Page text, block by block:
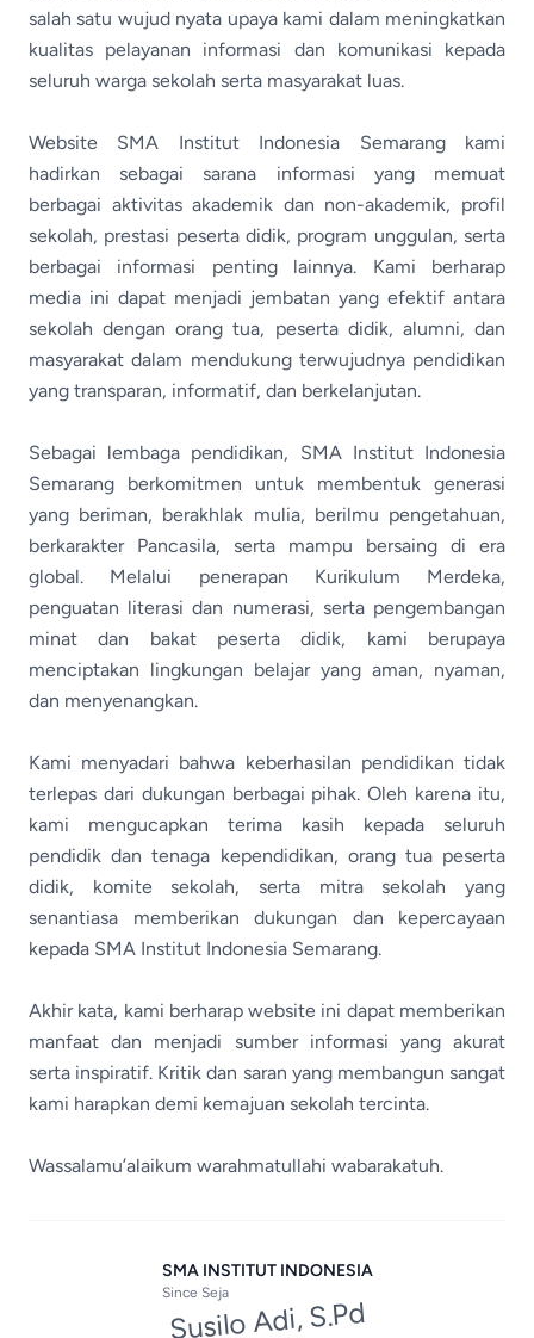
salah satu wujud nyata upaya kami dalam meningkatkan
kualitas pelayanan informasi dan komunikasi kepada
seluruh warga sekolah serta masyarakat luas.
Website SMA Institut Indonesia Semarang kami
hadirkan sebagai sarana informasi yang memuat
berbagai aktivitas akademik dan non-akademik, profil
sekolah, prestasi peserta didik, program unggulan, serta
berbagai informasi penting lainnya. Kami berharap
media ini dapat menjadi jembatan yang efektif antara
sekolah dengan orang tua, peserta didik, alumni, dan
masyarakat dalam mendukung terwujudnya pendidikan
yang transparan, informatif, dan berkelanjutan.
Sebagai lembaga pendidikan, SMA Institut Indonesia
Semarang berkomitmen untuk membentuk generasi
yang beriman, berakhlak mulia, berilmu pengetahuan,
berkarakter Pancasila, serta mampu bersaing di era
global. Melalui penerapan Kurikulum Merdeka,
penguatan literasi dan numerasi, serta pengembangan
minat dan bakat peserta didik, kami berupaya
menciptakan lingkungan belajar yang aman, nyaman,
dan menyenangkan.
Kami menyadari bahwa keberhasilan pendidikan tidak
terlepas dari dukungan berbagai pihak. Oleh karena itu,
kami mengucapkan terima kasih kepada seluruh
pendidik dan tenaga kependidikan, orang tua peserta
didik, komite sekolah, serta mitra sekolah yang
senantiasa memberikan dukungan dan kepercayaan
kepada SMA Institut Indonesia Semarang.
Akhir kata, kami berharap website ini dapat memberikan
manfaat dan menjadi sumber informasi yang akurat
serta inspiratif. Kritik dan saran yang membangun sangat
kami harapkan demi kemajuan sekolah tercinta.
Wassalamu’alaikum warahmatullahi wabarakatuh.
SMA INSTITUT INDONESIA
Since Seja
Susilo Adi, S.Pd